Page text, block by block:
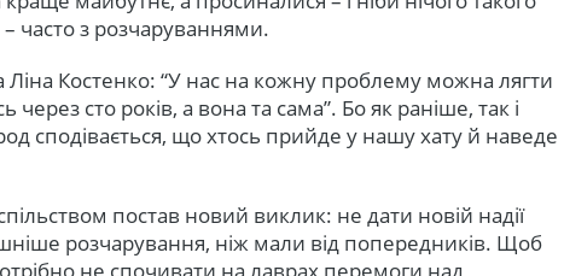
часто з розчаруваннями.
Ліна Костенко: “У нас на кожну проблему можна лягти
через сто років, а вона та сама”. Бо як раніше, так і
сподівається, що хтось прийде у нашу хату й наведе
постав новий виклик: не дати новій надії
розчарування, ніж мали від попередників. Щоб